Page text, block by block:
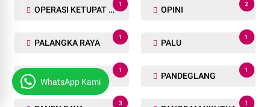
OPERASI KETUPAT LK 2025
1
OPINI
2
PALANGKA RAYA
1
PALU
1
PANDAU JAYA
1
PANDEGLANG
1
3 1
WhatsApp Kami